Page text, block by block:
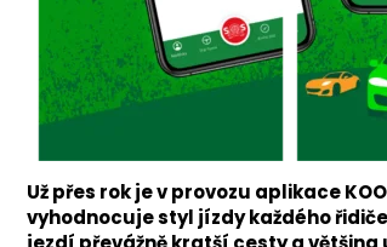
Už přes rok je v provozu aplikace
vyhodnocuje styl jízdy každého